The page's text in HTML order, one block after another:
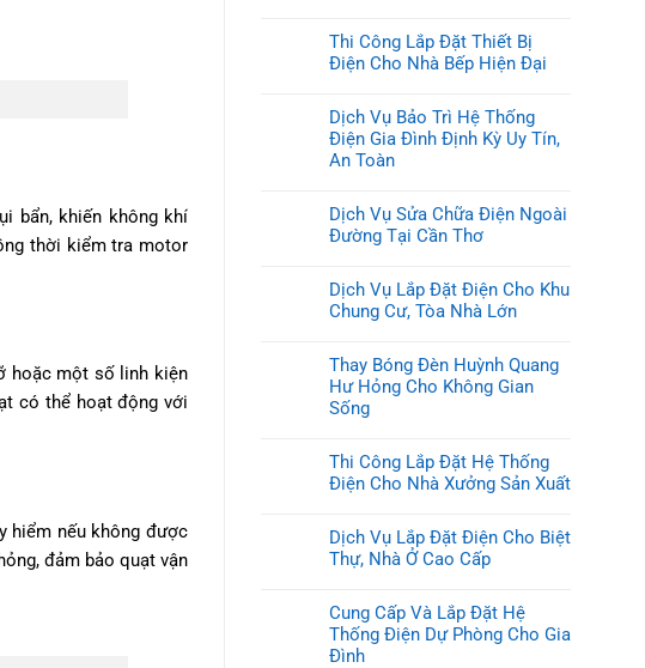
bẩn, khiến không khí
thời kiểm tra motor
hoặc một số linh kiện
có thể hoạt động với
hiểm nếu không được
đảm bảo quạt vận
Thi Công Lắp Đặt Thiết Bị
Điện Cho Nhà Bếp Hiện Đại
Dịch Vụ Bảo Trì Hệ Thống
Điện Gia Đình Định Kỳ Uy Tín,
An Toàn
Dịch Vụ Sửa Chữa Điện Ngoài
Đường Tại Cần Thơ
Dịch Vụ Lắp Đặt Điện Cho Khu
Chung Cư, Tòa Nhà Lớn
Thay Bóng Đèn Huỳnh Quang
Hư Hỏng Cho Không Gian
Sống
Thi Công Lắp Đặt Hệ Thống
Điện Cho Nhà Xưởng Sản Xuất
Dịch Vụ Lắp Đặt Điện Cho Biệt
Thự, Nhà Ở Cao Cấp
Cung Cấp Và Lắp Đặt Hệ
Thống Điện Dự Phòng Cho Gia
Đình